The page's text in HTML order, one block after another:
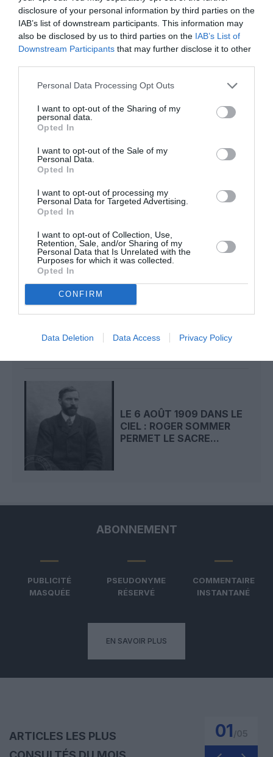
disclosure of your personal information by third parties on the
IAB’s list of downstream participants. This information may
also be disclosed by us to third parties on the IAB’s List of
Downstream Participants that may further disclose it to other
Personal Data Processing Opt Outs
I want to opt-out of the Sharing of my
personal data.
Opted In
I want to opt-out of the Sale of my
Personal Data.
Opted In
I want to opt-out of processing my
Personal Data for Targeted Advertising.
Opted In
I want to opt-out of Collection, Use,
Retention, Sale, and/or Sharing of my
Personal Data that Is Unrelated with the
Purposes for which it was collected.
Opted In
CONFIRM
Data Deletion Data Access Privacy Policy
François Marty
a commenté l'article :
Fiabilité du COMAC C919 : des anomalies signalées
dans un document attribué à China Southern Airlines
histoire de l'aviation
CIEL : UNE
DÉMONSTRATION
CIEL : ROGER SOMMER
FAIT ENCORE
LE 6 AOÛT 1909 DANS LE
CIEL : ROGER SOMMER
PERMET LE SACRE...
ABONNEMENT
PUBLICITÉ
MASQUÉE
PSEUDONYME
RÉSERVÉ
COMMENTAIRE
INSTANTANÉ
EN SAVOIR PLUS
ARTICLES LES PLUS
01